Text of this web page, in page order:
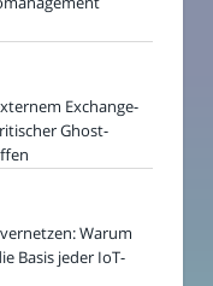
Exchange-
Ghost-
Warum
Basis jeder IoT-